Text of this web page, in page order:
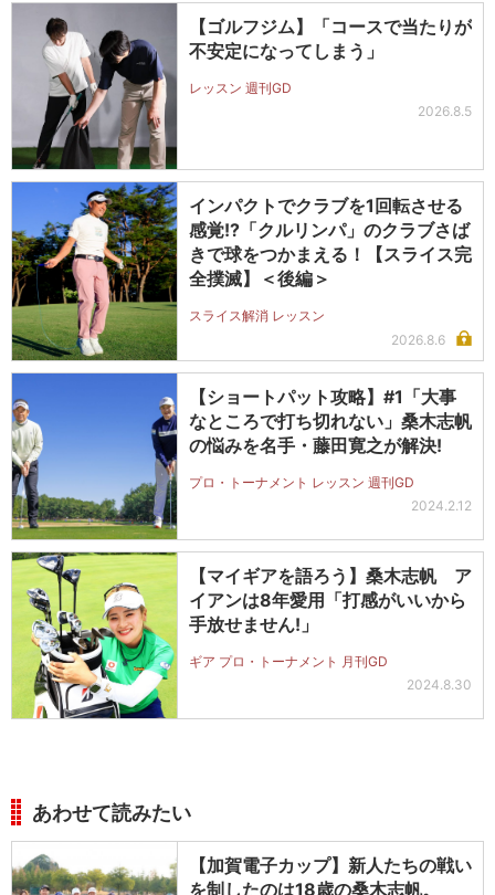
【ゴルフジム】「コースで当たりが
不安定になってしまう」
レッスン 週刊GD
2026.8.5
インパクトでクラブを1回転させる
感覚!?「クルリンパ」のクラブさば
きで球をつかまえる！【スライス完
全撲滅】＜後編＞
スライス解消 レッスン
2026.8.6
【ショートパット攻略】#1「大事
なところで打ち切れない」桑木志帆
の悩みを名手・藤田寛之が解決!
プロ・トーナメント レッスン 週刊GD
2024.2.12
【マイギアを語ろう】桑木志帆 ア
イアンは8年愛用「打感がいいから
手放せません!」
ギア プロ・トーナメント 月刊GD
2024.8.30
あわせて読みたい
【加賀電子カップ】新人たちの戦い
を制したのは18歳の桑木志帆。